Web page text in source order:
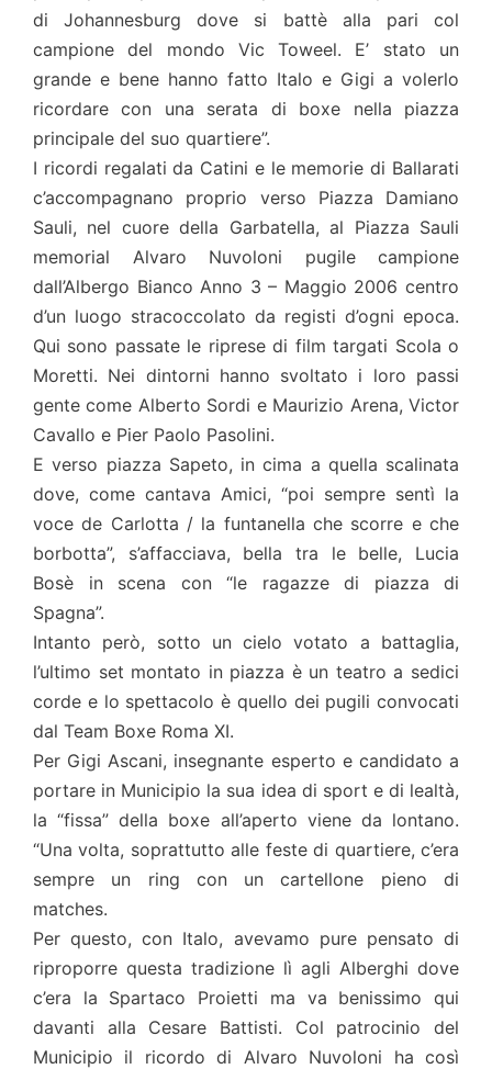
di Johannesburg dove si battè alla pari col
campione del mondo Vic Toweel. E’ stato un
grande e bene hanno fatto Italo e Gigi a volerlo
ricordare con una serata di boxe nella piazza
principale del suo quartiere”.
I ricordi regalati da Catini e le memorie di Ballarati
c’accompagnano proprio verso Piazza Damiano
Sauli, nel cuore della Garbatella, al Piazza Sauli
memorial Alvaro Nuvoloni pugile campione
dall’Albergo Bianco Anno 3 – Maggio 2006 centro
d’un luogo stracoccolato da registi d’ogni epoca.
Qui sono passate le riprese di film targati Scola o
Moretti. Nei dintorni hanno svoltato i loro passi
gente come Alberto Sordi e Maurizio Arena, Victor
Cavallo e Pier Paolo Pasolini.
E verso piazza Sapeto, in cima a quella scalinata
dove, come cantava Amici, “poi sempre sentì la
voce de Carlotta / la funtanella che scorre e che
borbotta”, s’affacciava, bella tra le belle, Lucia
Bosè in scena con “le ragazze di piazza di
Spagna”.
Intanto però, sotto un cielo votato a battaglia,
l’ultimo set montato in piazza è un teatro a sedici
corde e lo spettacolo è quello dei pugili convocati
dal Team Boxe Roma XI.
Per Gigi Ascani, insegnante esperto e candidato a
portare in Municipio la sua idea di sport e di lealtà,
la “fissa” della boxe all’aperto viene da lontano.
“Una volta, soprattutto alle feste di quartiere, c’era
sempre un ring con un cartellone pieno di
matches.
Per questo, con Italo, avevamo pure pensato di
riproporre questa tradizione lì agli Alberghi dove
c’era la Spartaco Proietti ma va benissimo qui
davanti alla Cesare Battisti. Col patrocinio del
Municipio il ricordo di Alvaro Nuvoloni ha così